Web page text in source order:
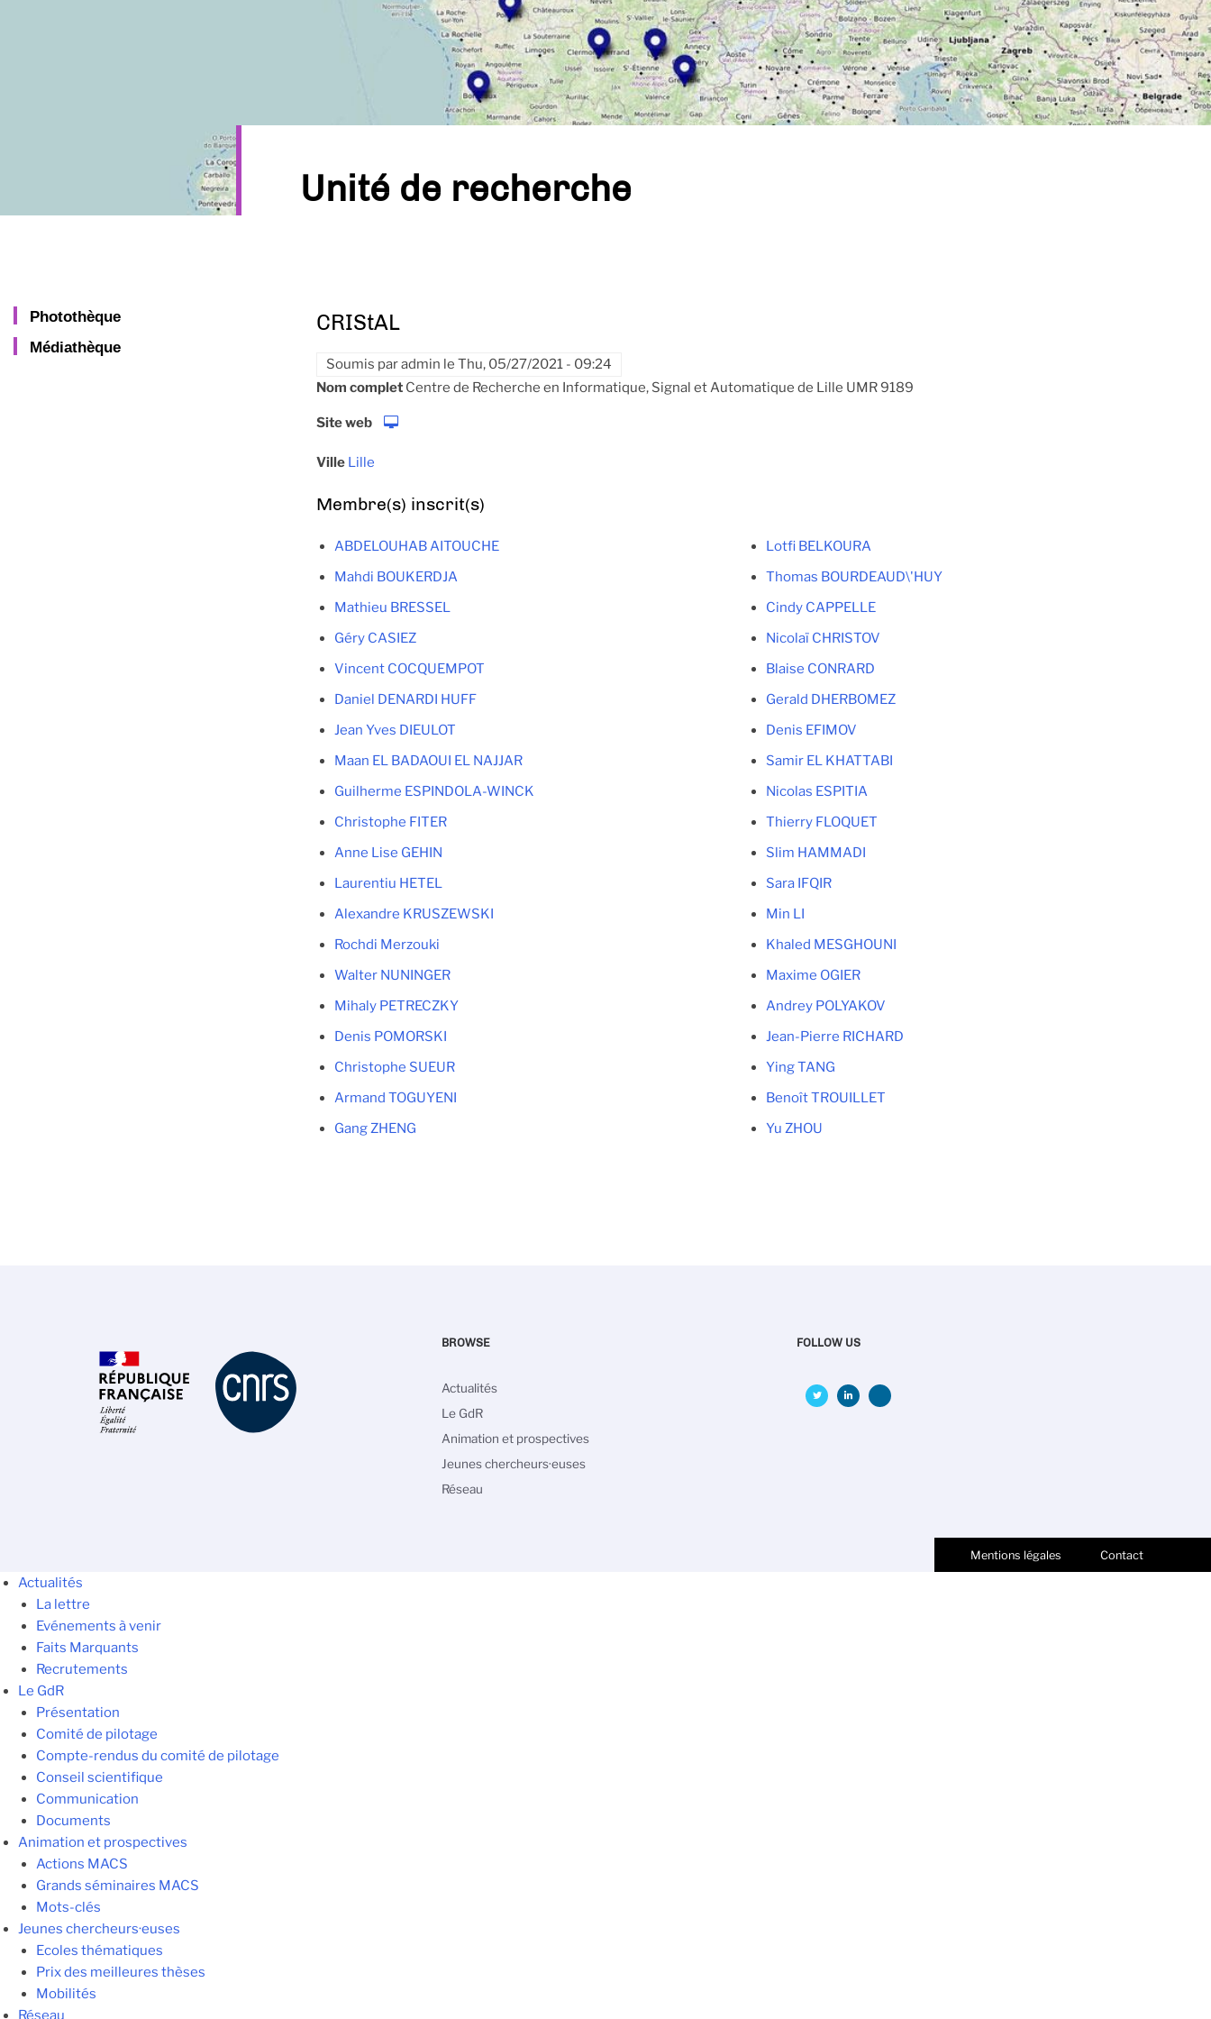
Unité de recherche
Photothèque
Médiathèque
CRIStAL
Soumis paradmin le Thu, 05/27/2021 - 09:24
Nom complet Centre de Recherche en Informatique, Signal et Automatique de Lille UMR 9189
Site web
Ville Lille
Membre(s) inscrit(s)
ABDELOUHAB AITOUCHE
Lotfi BELKOURA
Mahdi BOUKERDJA
Thomas BOURDEAUD\'HUY
Mathieu BRESSEL
Cindy CAPPELLE
Géry CASIEZ
Nicolaï CHRISTOV
Vincent COCQUEMPOT
Blaise CONRARD
Daniel DENARDI HUFF
Gerald DHERBOMEZ
Jean Yves DIEULOT
Denis EFIMOV
Maan EL BADAOUI EL NAJJAR
Samir EL KHATTABI
Guilherme ESPINDOLA-WINCK
Nicolas ESPITIA
Christophe FITER
Thierry FLOQUET
Anne Lise GEHIN
Slim HAMMADI
Laurentiu HETEL
Sara IFQIR
Alexandre KRUSZEWSKI
Min LI
Rochdi Merzouki
Khaled MESGHOUNI
Walter NUNINGER
Maxime OGIER
Mihaly PETRECZKY
Andrey POLYAKOV
Denis POMORSKI
Jean-Pierre RICHARD
Christophe SUEUR
Ying TANG
Armand TOGUYENI
Benoît TROUILLET
Gang ZHENG
Yu ZHOU
BROWSE
Navigation
principale
Actualités
Le GdR
Animation et prospectives
Jeunes chercheurs·euses
Réseau
FOLLOW US
Mentions légales Contact
Actualités
La lettre
Evénements à venir
Faits Marquants
Recrutements
Le GdR
Présentation
Comité de pilotage
Compte-rendus du comité de pilotage
Conseil scientifique
Communication
Documents
Animation et prospectives
Actions MACS
Grands séminaires MACS
Mots-clés
Jeunes chercheurs·euses
Ecoles thématiques
Prix des meilleures thèses
Mobilités
Réseau